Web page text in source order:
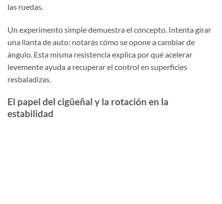
las ruedas.
Un experimento simple demuestra el concepto. Intenta girar
una llanta de auto: notarás cómo se opone a cambiar de
ángulo. Esta misma resistencia explica por qué acelerar
levemente ayuda a recuperar el control en superficies
resbaladizas.
El papel del cigüeñal y la rotación en la
estabilidad